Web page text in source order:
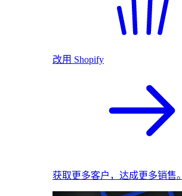
改用 Shopify
获取更多客户，达成更多销售。